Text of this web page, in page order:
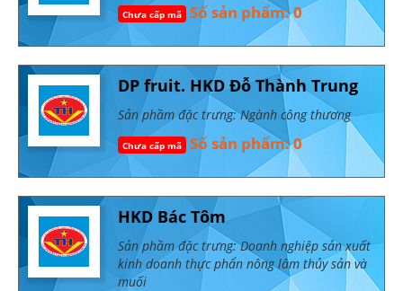
Chưa cấp mã Số sản phẩm: 0
DP fruit. HKD Đỗ Thành Trung
Sản phầm đặc trưng: Ngành công thương
Chưa cấp mã Số sản phẩm: 0
HKD Bác Tôm
Sản phầm đặc trưng: Doanh nghiệp sản xuất
kinh doanh thực phẩn nông lâm thủy sản và
muối